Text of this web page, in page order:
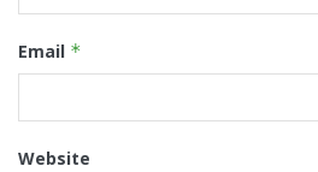
Email *
Website